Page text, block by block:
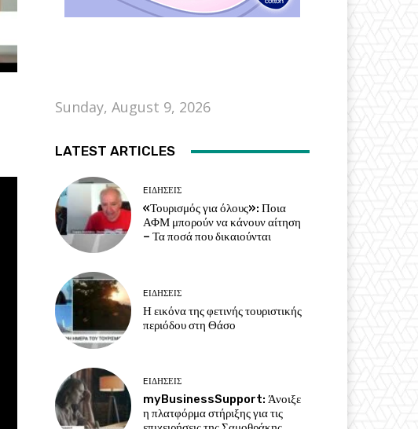
Sunday, August 9, 2026
LATEST ARTICLES
EΙΔΗΣΕΙΣ
«Τουρισμός για όλους»: Ποια
ΑΦΜ μπορούν να κάνουν αίτηση
– Τα ποσά που δικαιούνται
EΙΔΗΣΕΙΣ
Η εικόνα της φετινής τουριστικής
περιόδου στη Θάσο
EΙΔΗΣΕΙΣ
myBusinessSupport: Άνοιξε
η πλατφόρμα στήριξης για τις